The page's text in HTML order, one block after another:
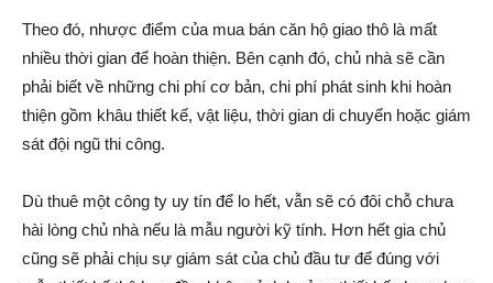
Theo đó, nhược điểm của mua bán căn hộ giao thô là mất
nhiều thời gian để hoàn thiện. Bên cạnh đó, chủ nhà sẽ cần
phải biết về những chi phí cơ bản, chi phí phát sinh khi hoàn
thiện gồm khâu thiết kế, vật liệu, thời gian di chuyển hoặc giám
sát đội ngũ thi công.
Dù thuê một công ty uy tín để lo hết, vẫn sẽ có đôi chỗ chưa
hài lòng chủ nhà nếu là mẫu người kỹ tính. Hơn hết gia chủ
cũng sẽ phải chịu sự giám sát của chủ đầu tư để đúng với